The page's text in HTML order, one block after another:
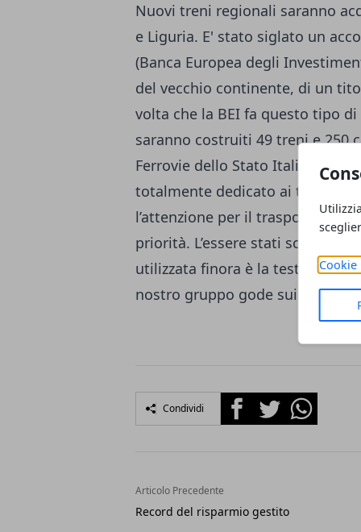
Cookie
Nuovi treni regionali saranno
e Liguria. E' stato siglato un
(Banca Europea degli
del vecchio continente, di un
volta che la BEI fa questo tipo
saranno costruiti 49 treni e 250
Ferrovie dello Stato Italiane ha
totalmente dedicato ai treni per
l’attenzione per il trasporto
priorità. L’essere stati scelti
utilizzata finora è la
nostro gruppo gode sui mercati
Condividi FacebookTwitterWhatsapp
Articolo Precedente
Record del risparmio gestito